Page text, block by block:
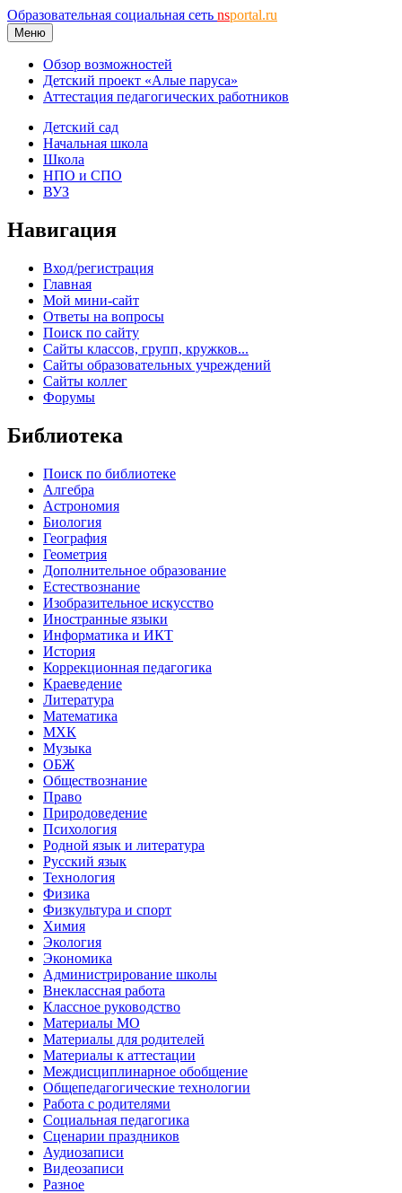
Образовательная социальная сеть nsportal.ru
Меню
Обзор возможностей
Детский проект «Алые паруса»
Аттестация педагогических работников
Детский сад
Начальная школа
Школа
НПО и СПО
ВУЗ
Навигация
Вход/регистрация
Главная
Мой мини-сайт
Ответы на вопросы
Поиск по сайту
Сайты классов, групп, кружков...
Сайты образовательных учреждений
Сайты коллег
Форумы
Библиотека
Поиск по библиотеке
Алгебра
Астрономия
Биология
География
Геометрия
Дополнительное образование
Естествознание
Изобразительное искусство
Иностранные языки
Информатика и ИКТ
История
Коррекционная педагогика
Краеведение
Литература
Математика
МХК
Музыка
ОБЖ
Обществознание
Право
Природоведение
Психология
Родной язык и литература
Русский язык
Технология
Физика
Физкультура и спорт
Химия
Экология
Экономика
Администрирование школы
Внеклассная работа
Классное руководство
Материалы МО
Материалы для родителей
Материалы к аттестации
Междисциплинарное обобщение
Общепедагогические технологии
Работа с родителями
Социальная педагогика
Сценарии праздников
Аудиозаписи
Видеозаписи
Разное